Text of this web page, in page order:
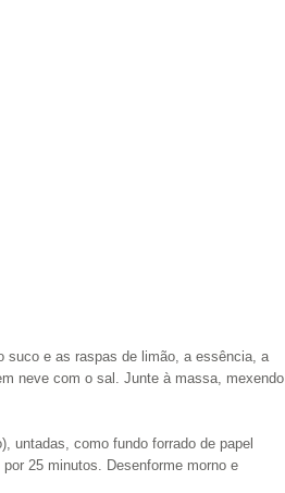
suco e as raspas de limão, a essência, a
neve com o sal. Junte à massa, mexendo
untadas, como fundo forrado de papel
25 minutos. Desenforme morno e